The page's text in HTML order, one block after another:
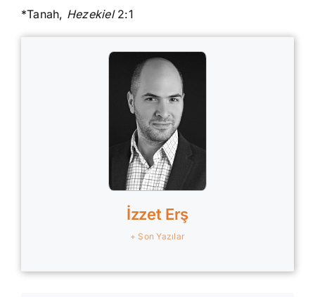
*Tanah, Hezekiel2:1
İzzet Erş
+ Son Yazılar